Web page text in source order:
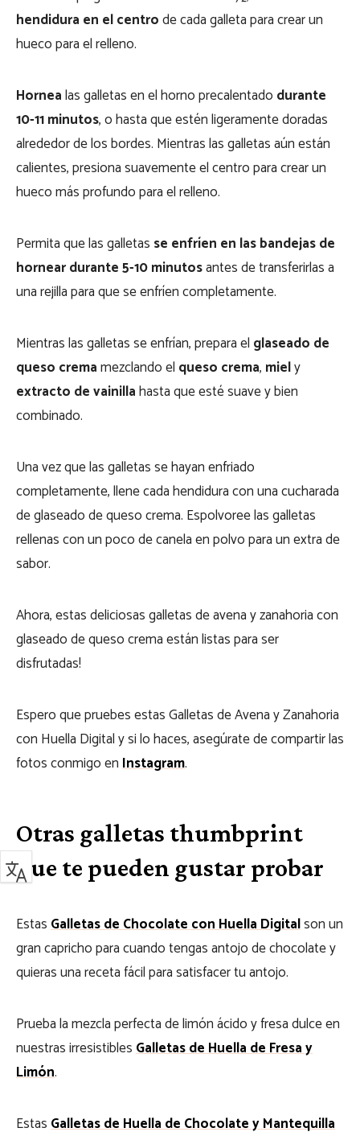
hendidura en el centrode cada galleta para crear un
hueco para el relleno.
Hornealas galletas en el horno precalentado durante
10-11 minutos, o hasta que estén ligeramente doradas
alrededor de los bordes. Mientras las galletas aún están
calientes, presiona suavemente el centro para crear un
hueco más profundo para el relleno.
Permita que las galletas se enfríen en las bandejas de
hornear durante 5-10 minutosantes de transferirlas a
una rejilla para que se enfríen completamente.
Mientras las galletas se enfrían, prepara el glaseado de
queso cremamezclando el queso crema, miely
extracto de vainillahasta que esté suave y bien
combinado.
Una vez que las galletas se hayan enfriado
completamente, llene cada hendidura con una cucharada
de glaseado de queso crema. Espolvoree las galletas
rellenas con un poco de canela en polvo para un extra de
sabor.
Ahora, estas deliciosas galletas de avena y zanahoria con
glaseado de queso crema están listas para ser
disfrutadas!
Espero que pruebes estas Galletas de Avena y Zanahoria
con Huella Digital y si lo haces, asegúrate de compartir las
fotos conmigo enInstagram.
Otras galletas thumbprint
que te pueden gustar probar
EstasGalletas de Chocolate con Huella Digitalson un
gran capricho para cuando tengas antojo de chocolate y
quieras una receta fácil para satisfacer tu antojo.
Prueba la mezcla perfecta de limón ácido y fresa dulce en
nuestras irresistiblesGalletas de Huella de Fresa y
Limón.
EstasGalletas de Huella de Chocolate y Mantequilla